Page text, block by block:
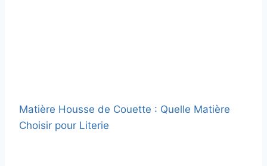
Matière Housse de Couette : Quelle Matière
Choisir pour Literie